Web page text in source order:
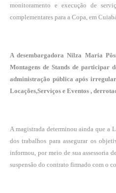
monitoramento e execução de
complementares para a Copa, em
A desembargadora Nilza Maria
Montagens de Stands de participar
administração pública após
Locações,Serviços e Eventos ,
A magistrada determinou ainda que a
dos trabalhos para assegurar os
informou, por meio de sua assessoria
suspensão do contrato firmado com o